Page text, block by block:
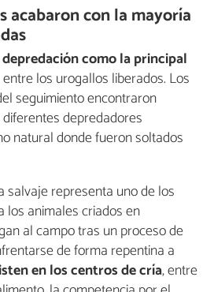
acabaron con la mayoría
como la principal
entre los urogallos liberados. Los
seguimiento encontraron
depredadores
natural donde fueron soltados
salvaje representa uno de los
los animales criados en
al campo tras un proceso de
de forma repentina a
en los centros de cría, entre